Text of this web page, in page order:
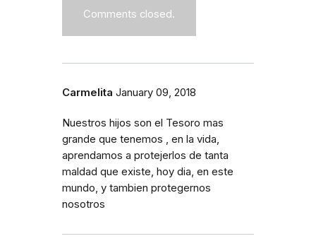
Comments closed.
Carmelita January 09, 2018
Nuestros hijos son el Tesoro mas
grande que tenemos , en la vida,
aprendamos a protejerlos de tanta
maldad que existe, hoy dia, en este
mundo, y tambien protegernos
nosotros